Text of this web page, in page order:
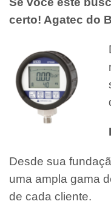
certo! Agatec do
Desde sua
uma ampla gama
de cada cliente.